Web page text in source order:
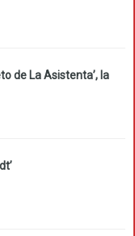
de La Asistenta’, la